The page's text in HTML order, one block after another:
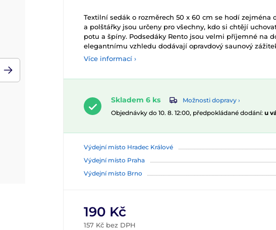
Textilní sedák o rozměrech 50 x 60 cm se hodí zejména
a polštářky jsou určeny pro všechny, kdo si chtějí
potu a špíny. Podsedáky Rento jsou velmi příjemné na
elegantnímu vzhledu dodávají opravdový saunový
Více informací ›
Skladem 6 ks
Možnosti dopravy ›
Objednávky do 10. 8. 12:00, předpokládané dodání: u
Výdejní místo Hradec Králové
Výdejní místo Praha
Výdejní místo Brno
190 Kč
157 Kč bez DPH